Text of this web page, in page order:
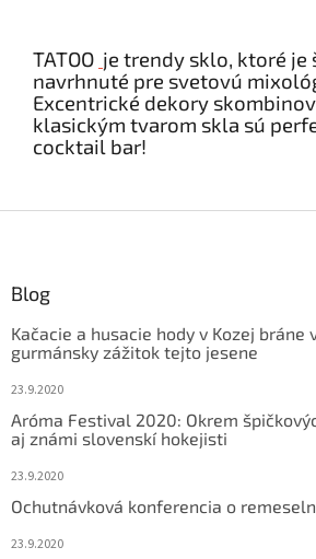
TATOO je trendy sklo, ktoré je
navrhnuté pre svetovú
Excentrické dekory
klasickým tvarom skla sú
cocktail bar!
Blog
Kačacie a husacie hody v Kozej bráne
gurmánsky zážitok tejto jesene
23.9.2020
Aróma Festival 2020: Okrem
aj známi slovenskí hokejisti
23.9.2020
Ochutnávková konferencia o
23.9.2020